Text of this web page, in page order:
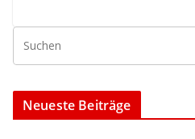
Neueste Beiträge